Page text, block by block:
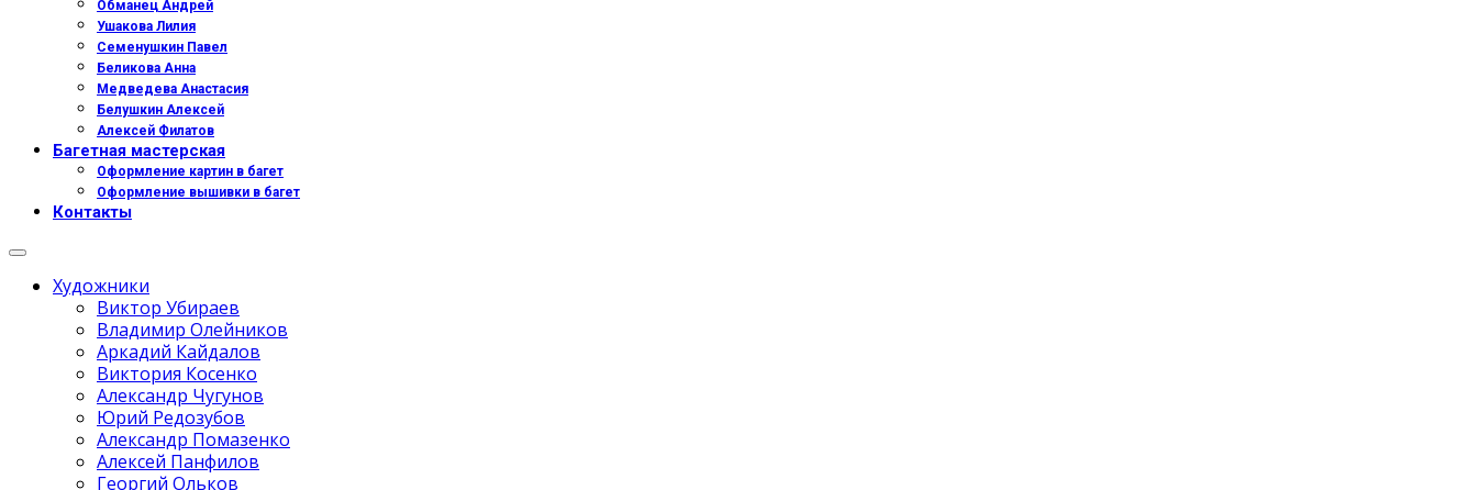
Обманец Андрей
Ушакова Лилия
Семенушкин Павел
Беликова Анна
Медведева Анастасия
Белушкин Алексей
Алексей Филатов
Багетная мастерская
Оформление картин в багет
Оформление вышивки в багет
Контакты
Художники
Виктор Убираев
Владимир Олейников
Аркадий Кайдалов
Виктория Косенко
Александр Чугунов
Юрий Редозубов
Александр Помазенко
Алексей Панфилов
Георгий Ольков